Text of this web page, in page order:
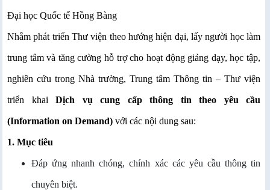
Đại học Quốc tế Hồng Bàng
Nhằm phát triển Thư viện theo hướng hiện đại, lấy người học làm
trung tâm và tăng cường hỗ trợ cho hoạt động giảng dạy, học tập,
nghiên cứu trong Nhà trường, Trung tâm Thông tin – Thư viện
triển khai Dịch vụ cung cấp thông tin theo yêu cầu
(Information on Demand) với các nội dung sau:
1. Mục tiêu
Đáp ứng nhanh chóng, chính xác các yêu cầu thông tin
chuyên biệt.